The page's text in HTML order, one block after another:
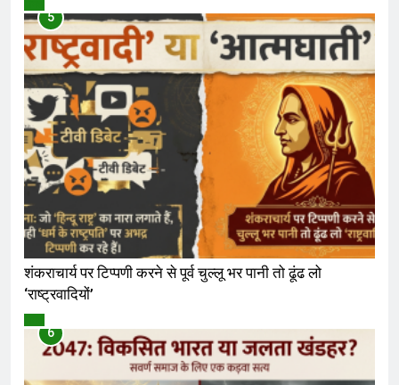
5
शंकराचार्य पर टिप्पणी करने से पूर्व चुल्लू भर पानी तो ढूंढ लो
‘राष्ट्रवादियों’
6